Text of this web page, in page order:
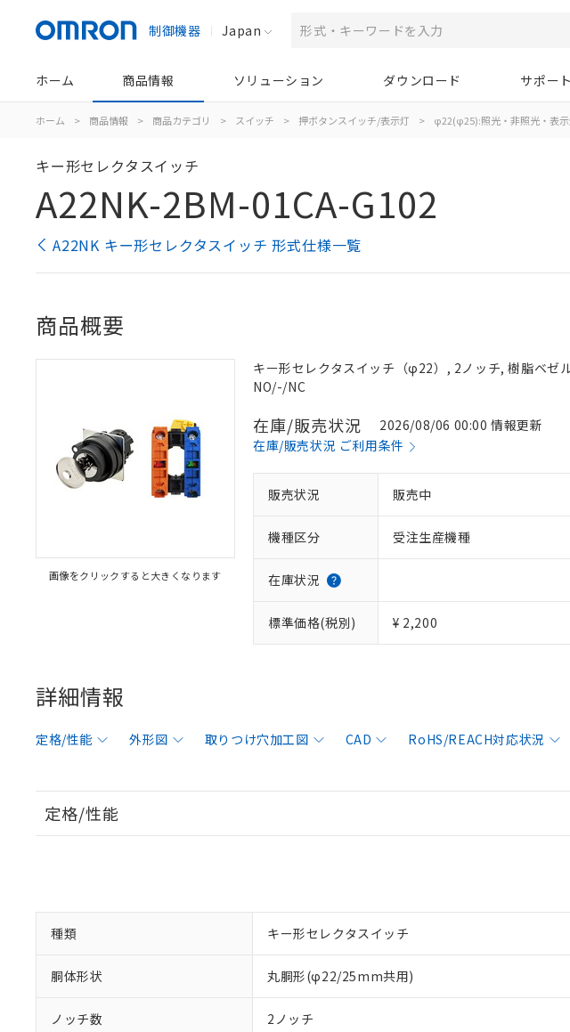
制御機器 Japan
ホーム 商品情報 ソリューション ダウンロード サポート
ホーム > 商品情報 > 商品カテゴリ > スイッチ > 押ボタンスイッチ/表示灯 > φ22(φ25):照光・非照光・表
キー形セレクタスイッチ
A22NK-2BM-01CA-G102
A22NK キー形セレクタスイッチ 形式仕様一覧
商品概要
画像をクリックすると大きくなります
キー形セレクタスイッチ（φ22）, 2ノッチ, 樹脂ベゼ
NO/-/NC
在庫/販売状況
2026/08/06 00:00 情報更新
在庫/販売状況 ご利用条件
販売状況 販売中
機種区分 受注生産機種
在庫状況
標準価格(税別) ¥ 2,200
詳細情報
定格/性能 外形図 取りつけ穴加工図 CAD RoHS/REACH対応状況
定格/性能
種類 キー形セレクタスイッチ
胴体形状 丸胴形(φ22/25mm共用)
ノッチ数 2ノッチ